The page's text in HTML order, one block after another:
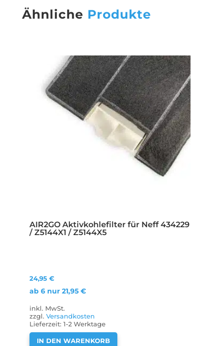
Ähnliche Produkte
AIR2GO Aktivkohlefilter für Neff 434229
/ Z5144X1 / Z5144X5
24,95 €
ab 6 nur 21,95 €
inkl. MwSt.
zzgl. Versandkosten
Lieferzeit: 1-2 Werktage
IN DEN WARENKORB